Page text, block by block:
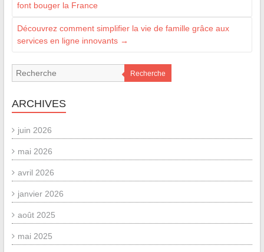
font bouger la France
Découvrez comment simplifier la vie de famille grâce aux
services en ligne innovants →
Recherche
ARCHIVES
juin 2026
mai 2026
avril 2026
janvier 2026
août 2025
mai 2025